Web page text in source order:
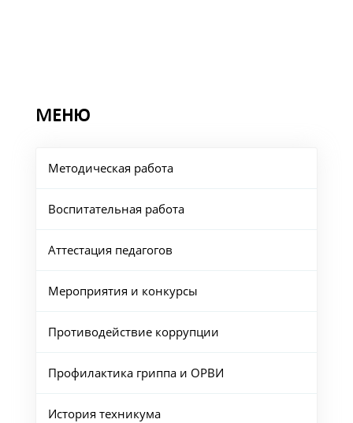
МЕНЮ
Методическая работа
Воспитательная работа
Аттестация педагогов
Мероприятия и конкурсы
Противодействие коррупции
Профилактика гриппа и ОРВИ
История техникума